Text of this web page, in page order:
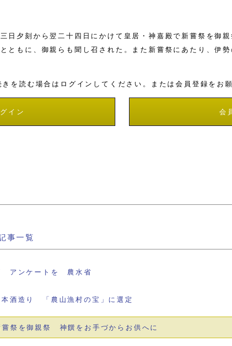
日夕刻から翌二十四日にかけて皇居・神嘉殿で新嘗祭を御
ともに、御親らも聞し召された。また新嘗祭にあたり、伊
きを読む場合はログインしてください。または会員登録をお
イン 会
事一覧
アンケートを 農水省
本酒造り 「農山漁村の宝」に選定
祭を御親祭 神饌をお手づからお供へに